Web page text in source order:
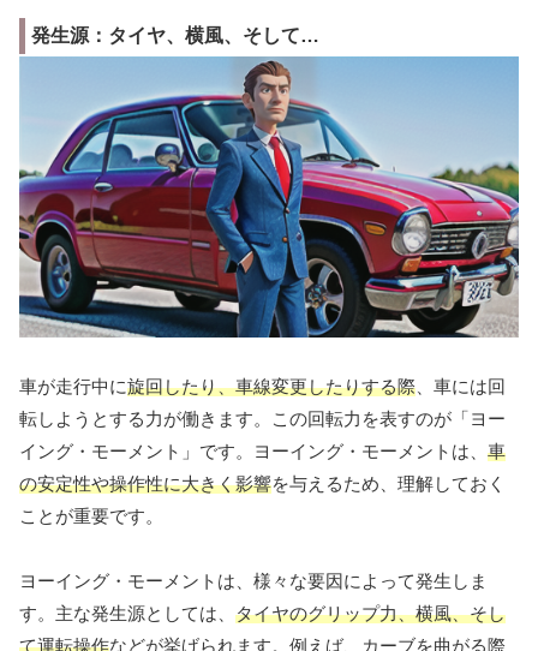
発生源：タイヤ、横風、そして…
車が走行中に旋回したり、車線変更したりする際 、車には回
転しようとする力が働きます。この回転力を表すのが「ヨー
イング・モーメント」です。ヨーイング・モーメントは、 車
の安定性や操作性に大きく影響を与えるため、理解しておく
ことが重要です。
ヨーイング・モーメントは、様々な要因によって発生しま
す。主な発生源としては、 タイヤのグリップ力、横風、そし
て運転操作などが挙げられます。例えば、カーブを曲がる際